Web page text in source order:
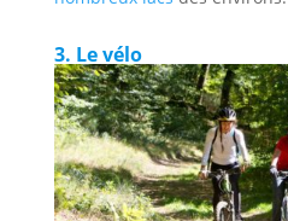
3. Le vélo